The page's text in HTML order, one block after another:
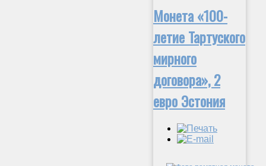
Монета «100-
летие Тартуского
мирного
договора», 2
евро Эстония